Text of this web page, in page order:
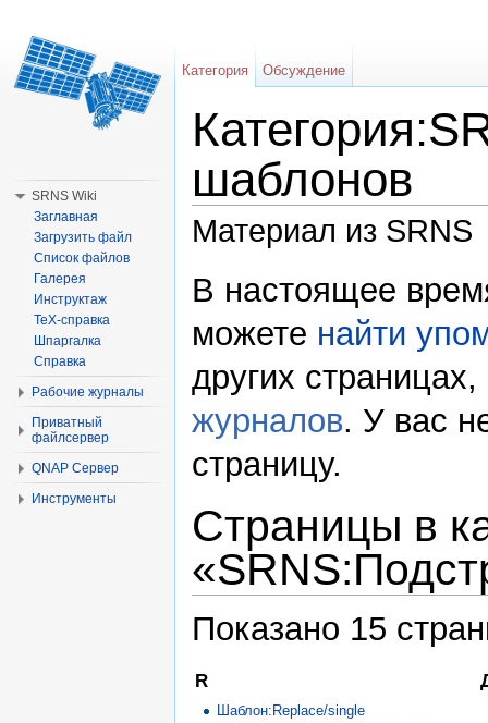
шаблонов
Материал из SRNS
В настоящее
можете найти
других
журналов. У вас
страницу.
Страницы в
Показано 15
R
Шаблон:Replace/single
Категория Обсуждение
SRNS Wiki
Заглавная
Загрузить файл
Список файлов
Галерея
Инструктаж
TeX-справка
Шпаргалка
Справка
Рабочие журналы
Приватный
файлсервер
QNAP Сервер
Инструменты